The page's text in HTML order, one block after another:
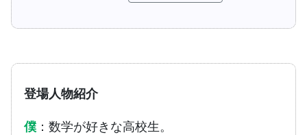
登場人物紹介
僕 ：数学が好きな高校生。